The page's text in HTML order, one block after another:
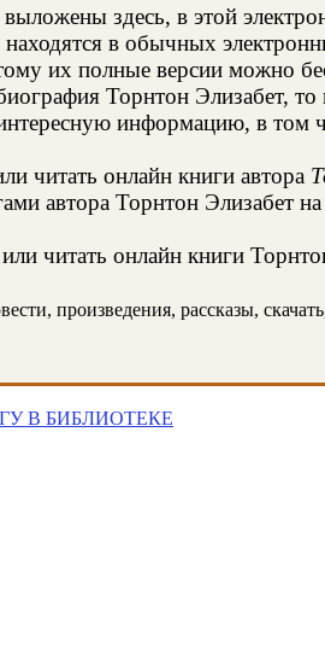
здесь, в этой
в обычных
их полные версии можно
Торнтон Элизабет,
информацию, в том
читать онлайн книги автора
автора Торнтон Элизабет на
читать онлайн книги
произведения, рассказы,
В БИБЛИОТЕКЕ